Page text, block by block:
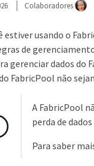
Colaboradores
estiver usando o
de
gerenciar dados do
FabricPool não
A FabricPool
perda de
Para saber